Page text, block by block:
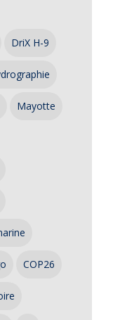
DriX H-9
Mayotte
COP26